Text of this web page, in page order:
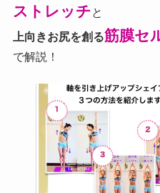
ストレッチと
上向きお尻を創る筋膜セ
で解説！